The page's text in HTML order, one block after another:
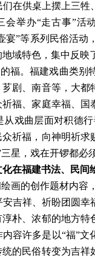
在供桌上摆上三
会举办“走古事”活
宴”等系列民俗活
域特色，集中反映
福。福建戏曲类别
剧、南音等，大
福、家庭幸福、
从戏曲层面对积德
祈福，向神明祈
星，戏在开锣都必
化在福建书法、民间
绘画的创作题材内容
安吉祥、祈盼团圆
朴、浓郁的地方特
容许多是以“福”文
的民俗转变为吉祥